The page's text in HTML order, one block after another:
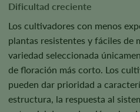
Dificultad creciente
Los cultivadores con menos
plantas resistentes y fáciles de
variedad seleccionada
de floración más corto. Los
pueden dar prioridad a
estructura, la respuesta al